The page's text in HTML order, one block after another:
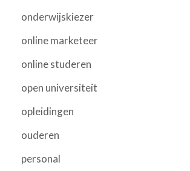
onderwijskiezer
online marketeer
online studeren
open universiteit
opleidingen
ouderen
personal